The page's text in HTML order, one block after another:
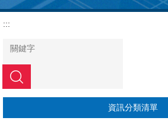
區
:::
搜尋
資訊分類清單